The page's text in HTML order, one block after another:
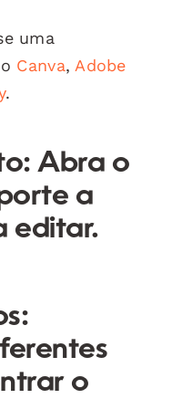
uma
Canva, Adobe
.
Abra o
a
editar.
o